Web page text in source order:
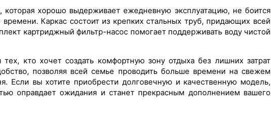
хорошо выдерживает ежедневную эксплуатацию, не боится
Каркас состоит из крепких стальных труб, придающих всей
картриджный фильтр-насос помогает поддерживать воду чистой
кто хочет создать комфортную зону отдыха без лишних затрат
позволяя всей семье проводить больше времени на свежем
Если вы хотите приобрести долговечную и качественную модель,
оправдает ожидания и станет прекрасным дополнением вашего